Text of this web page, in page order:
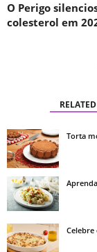
O Perigo
colesterol em
Torta
Celebre